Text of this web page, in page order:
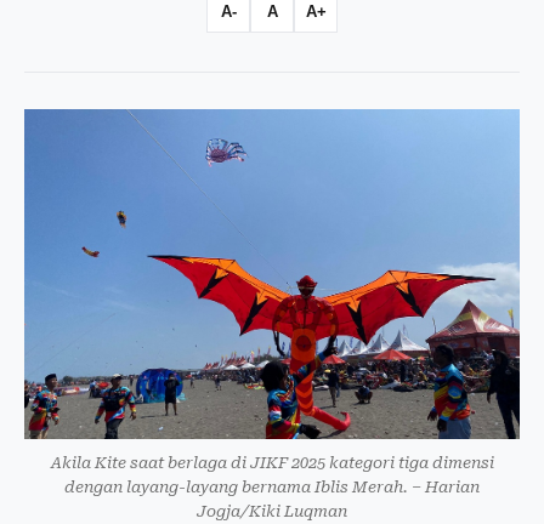
A- A A+
Akila Kite saat berlaga di JIKF 2025 kategori tiga dimensi
dengan layang-layang bernama Iblis Merah. – Harian
Jogja/Kiki Luqman